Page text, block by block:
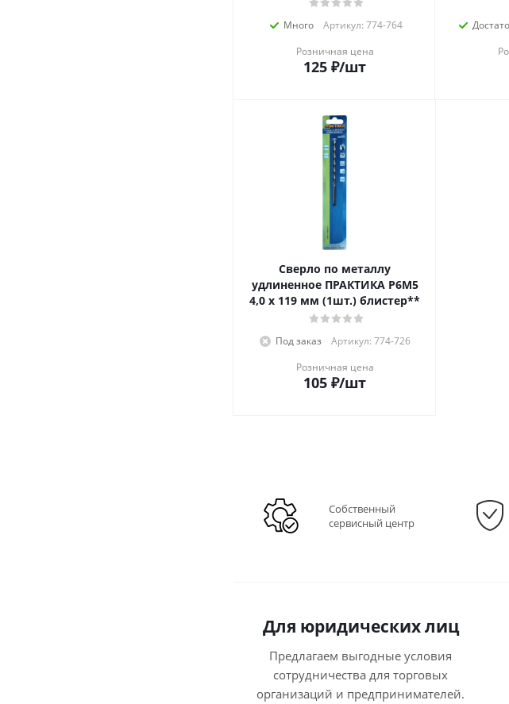
Много
Артикул: 774-764
Розничная цена
125 ₽/шт
Сверло по металлу
удлиненное ПРАКТИКА Р6М5
4,0 х 119 мм (1шт.) блистер**
Под заказ
Артикул: 774-726
Розничная цена
105 ₽/шт
Собственный
сервисный центр
Для юридических лиц
Предлагаем выгодные условия
сотрудничества для торговых
организаций и предпринимателей.